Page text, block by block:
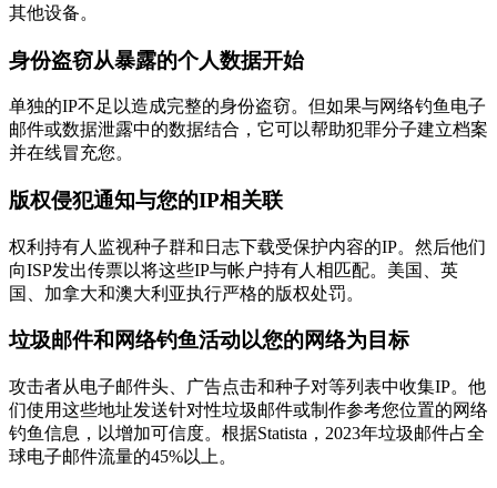
其他设备。
身份盗窃从暴露的个人数据开始
单独的IP不足以造成完整的身份盗窃。但如果与网络钓鱼电子
邮件或数据泄露中的数据结合，它可以帮助犯罪分子建立档案
并在线冒充您。
版权侵犯通知与您的IP相关联
权利持有人监视种子群和日志下载受保护内容的IP。然后他们
向ISP发出传票以将这些IP与帐户持有人相匹配。美国、英
国、加拿大和澳大利亚执行严格的版权处罚。
垃圾邮件和网络钓鱼活动以您的网络为目标
攻击者从电子邮件头、广告点击和种子对等列表中收集IP。他
们使用这些地址发送针对性垃圾邮件或制作参考您位置的网络
钓鱼信息，以增加可信度。根据Statista，2023年垃圾邮件占全
球电子邮件流量的45%以上。